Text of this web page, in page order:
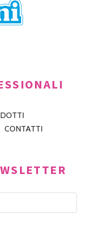
CONTATTI